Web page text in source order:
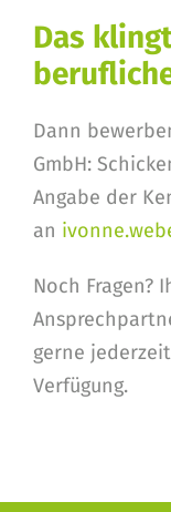
Das
Dann
GmbH:
Angabe der
an
Noch Fragen?
gerne
Verfügung.